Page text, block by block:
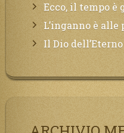
Ecco, il tempo è giunto all’unione del
L’inganno è alle porte, il disordine degli
Il Dio dell’Eterno Amore grida tutto il Suo bene